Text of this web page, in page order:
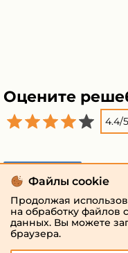
Оцените
4.4/5
Файлы cookie
Продолжая
на обработку файлов
данных. Вы можете
браузера.